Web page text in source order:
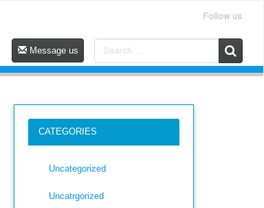
Follow us
Message us
CATEGORIES
Uncategorized
Uncatrgorized